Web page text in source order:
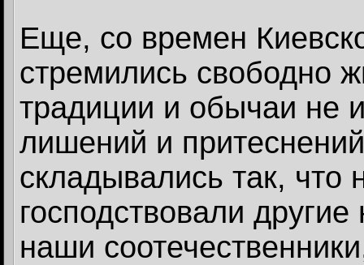
Еще, со времен
стремились свободно
традиции и обычаи не
лишений и
складывались так, что
господствовали
наши